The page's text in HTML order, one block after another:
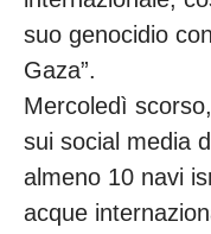
suo genocidio
Gaza”.
Mercoledì
sui social media
almeno 10 navi
acque